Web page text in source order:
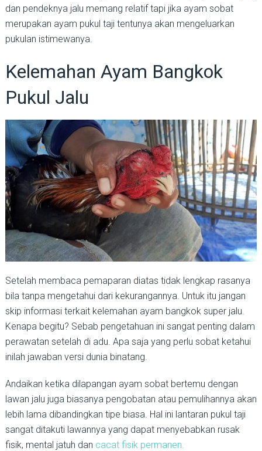
dan pendeknya jalu memang relatif tapi jika ayam sobat
merupakan ayam pukul taji tentunya akan mengeluarkan
pukulan istimewanya.
Kelemahan Ayam Bangkok
Pukul Jalu
Setelah membaca pemaparan diatas tidak lengkap rasanya
bila tanpa mengetahui dari kekurangannya. Untuk itu jangan
skip informasi terkait kelemahan ayam bangkok super jalu.
Kenapa begitu? Sebab pengetahuan ini sangat penting dalam
perawatan setelah di adu. Apa saja yang perlu sobat ketahui
inilah jawaban versi dunia binatang.
Andaikan ketika dilapangan ayam sobat bertemu dengan
lawan jalu juga biasanya pengobatan atau pemulihannya akan
lebih lama dibandingkan tipe biasa. Hal ini lantaran pukul taji
sangat ditakuti lawannya yang dapat menyebabkan rusak
fisik, mental jatuh dan cacat fisik permanen.